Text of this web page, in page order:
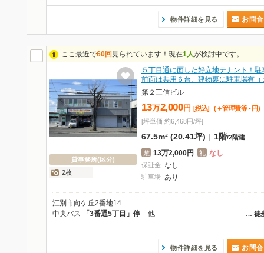
物件詳細を見る お問
ここ最近で60回 見られています！現在1人が検討中です。
貸事務所(区分)
2枚
５丁目通に面した好立地テナント！駐
前面は共用６台、建物裏に駐車場有
第２三信ビル
13万2,000 円 [税込] (＋管理費等 - 円)
[坪単価 約6,468円/坪]
67.5m² (20.41坪) | 1階/2階建
敷 13万2,000円 礼 なし
保証金 なし
駐車場 あり
江別市向ケ丘2番地14
… 徒
中央バス 「3番通5丁目」停 他
物件詳細を見る お問